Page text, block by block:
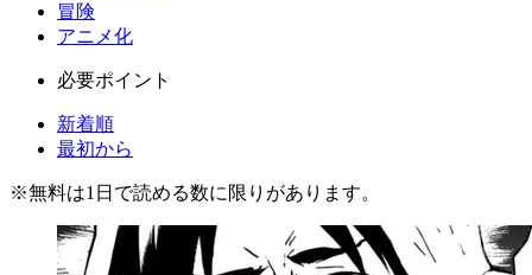
冒険
アニメ化
必要ポイント
新着順
最初から
※無料は1日で読める数に限りがあります。